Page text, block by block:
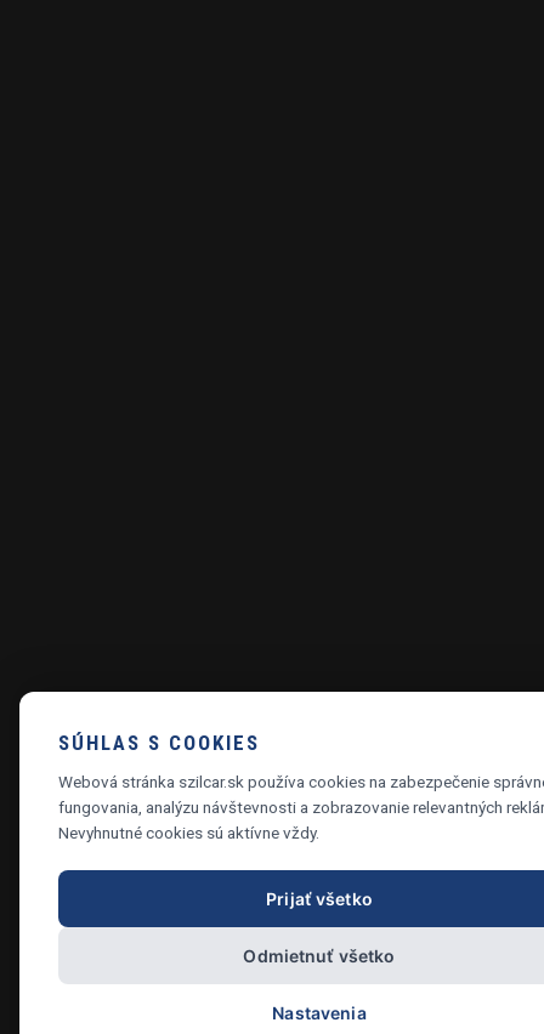
SÚHLAS S COOKIES
Webová stránka szilcar.sk používa cookies na zabezpečenie
fungovania, analýzu návštevnosti a zobrazovanie relevantných
Nevyhnutné cookies sú aktívne vždy.
Prijať všetko
Odmietnuť všetko
Nastavenia